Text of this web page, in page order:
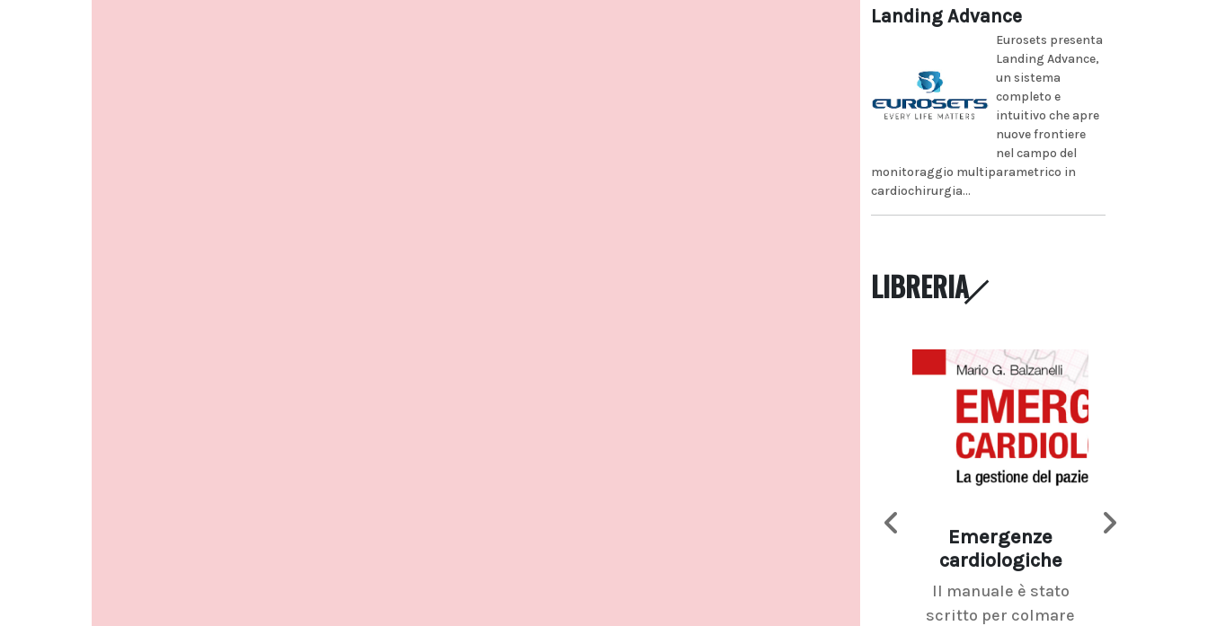
Landing Advance
Eurosets presenta
Landing Advance,
un sistema
completo e
intuitivo che apre
nuove frontiere
nel campo del
monitoraggio multiparametrico in
cardiochirurgia...
LIBRERIA
Emergenze
cardiologiche
Il manuale è stato
scritto per colmare